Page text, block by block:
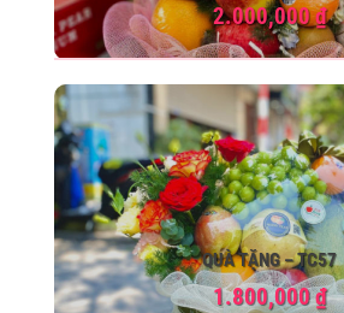
2.000,000₫
QUÀ TẶNG – TC57
1.800,000₫